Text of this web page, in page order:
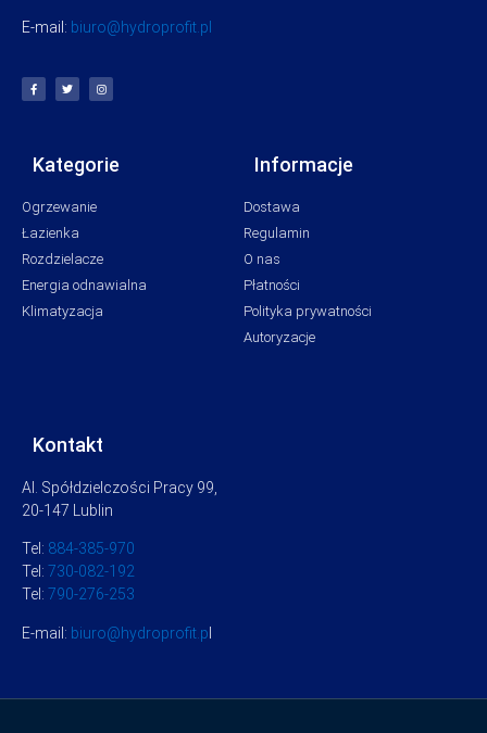
E-mail: biuro@hydroprofit.pl
Kategorie
Ogrzewanie
Łazienka
Rozdzielacze
Energia odnawialna
Klimatyzacja
Informacje
Dostawa
Regulamin
O nas
Płatności
Polityka prywatności
Autoryzacje
Kontakt
Al. Spółdzielczości Pracy 99,
20-147 Lublin
Tel: 884-385-970
Tel: 730-082-192
Tel: 790-276-253
E-mail: biuro@hydroprofit.pl